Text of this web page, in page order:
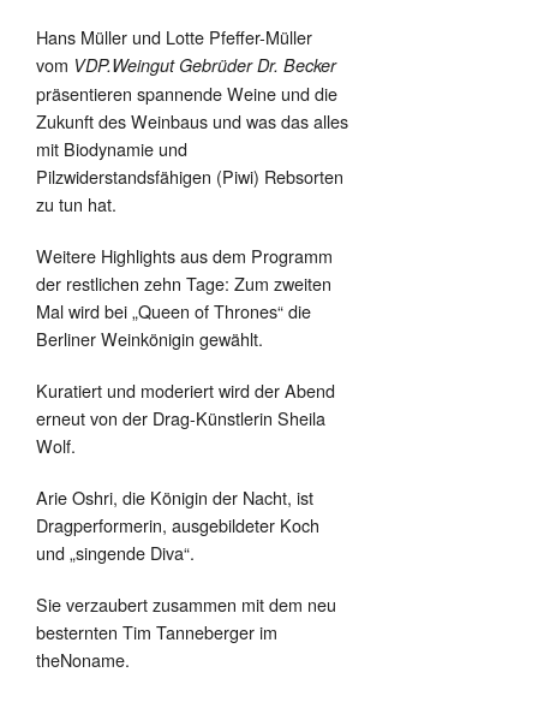
Hans Müller und Lotte Pfeffer-Müller
vom VDP.Weingut Gebrüder Dr. Becker
präsentieren spannende Weine und die
Zukunft des Weinbaus und was das alles
mit Biodynamie und
Pilzwiderstandsfähigen (Piwi) Rebsorten
zu tun hat.
Weitere Highlights aus dem Programm
der restlichen zehn Tage: Zum zweiten
Mal wird bei „Queen of Thrones“ die
Berliner Weinkönigin gewählt.
Kuratiert und moderiert wird der Abend
erneut von der Drag-Künstlerin Sheila
Wolf.
Arie Oshri, die Königin der Nacht, ist
Dragperformerin, ausgebildeter Koch
und „singende Diva“.
Sie verzaubert zusammen mit dem neu
besternten Tim Tanneberger im
theNoname.